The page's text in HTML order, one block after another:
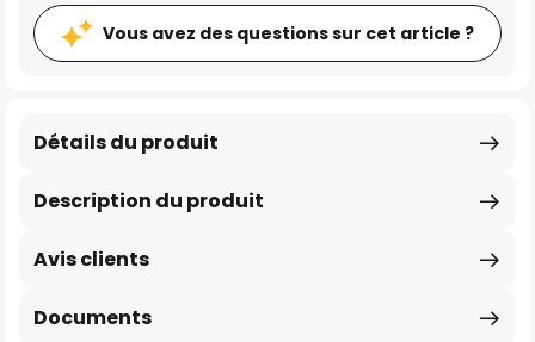
Vous avez des questions sur cet article ?
Description du produit
Détails du produit
Avis clients
Documents